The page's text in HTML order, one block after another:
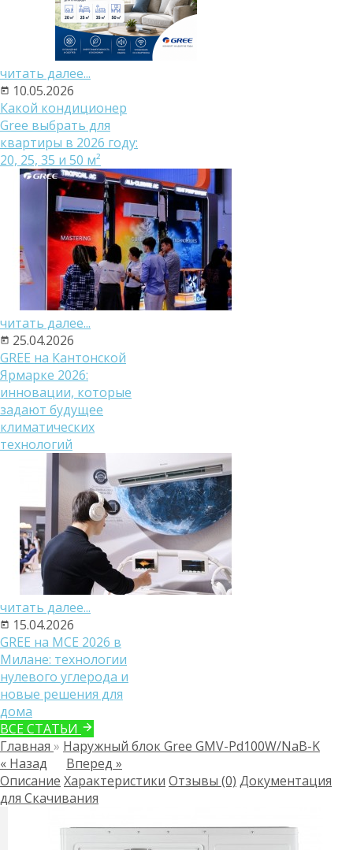
читать далее...
10.05.2026
Какой кондиционер
Gree выбрать для
квартиры в 2026 году:
20, 25, 35 и 50 м²
читать далее...
25.04.2026
GREE на Кантонской
Ярмарке 2026:
инновации, которые
задают будущее
климатических
технологий
читать далее...
15.04.2026
GREE на MCE 2026 в
Милане: технологии
нулевого углерода и
новые решения для
дома
ВСЕ СТАТЬИ
Главная » Наружный блок Gree GMV-Pd100W/NaB-K
« Назад
Вперед »
Описание Характеристики Отзывы (0) Документация
для Скачивания